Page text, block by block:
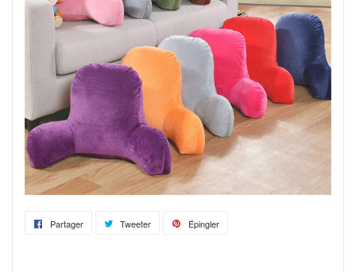
Partager
PartagerTweeter
TweeterÉpingler